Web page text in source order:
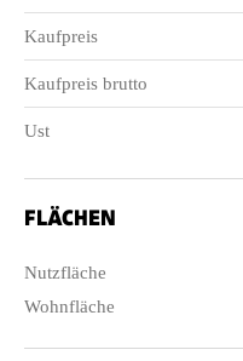
Kaufpreis
Kaufpreis brutto
Ust
FLÄCHEN
Nutzfläche
Wohnfläche